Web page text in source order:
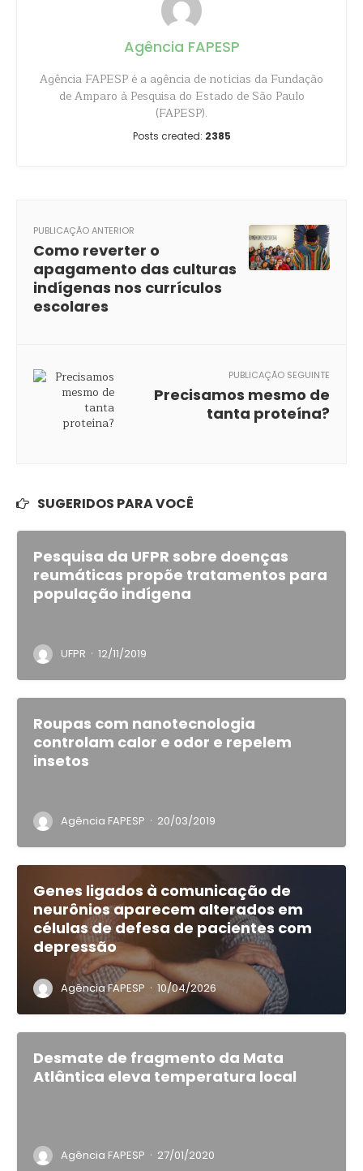
Agência FAPESP
Agência FAPESP é a agência de notícias da Fundação
de Amparo à Pesquisa do Estado de São Paulo
(FAPESP).
Posts created: 2385
PUBLICAÇÃO ANTERIOR
Como reverter o
apagamento das culturas
indígenas nos currículos
escolares
PUBLICAÇÃO SEGUINTE
Precisamos mesmo de
tanta proteína?
SUGERIDOS PARA VOCÊ
Pesquisa da UFPR sobre doenças
reumáticas propõe tratamentos para
população indígena
UFPR · 12/11/2019
Roupas com nanotecnologia
controlam calor e odor e repelem
insetos
Agência FAPESP · 20/03/2019
Genes ligados à comunicação de
neurônios aparecem alterados em
células de defesa de pacientes com
depressão
Agência FAPESP · 10/04/2026
Desmate de fragmento da Mata
Atlântica eleva temperatura local
Agência FAPESP · 27/01/2020